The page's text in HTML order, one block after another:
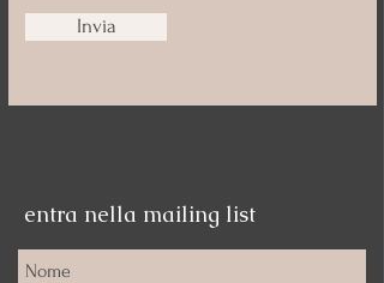
Invia
entra nella mailing list
Nome